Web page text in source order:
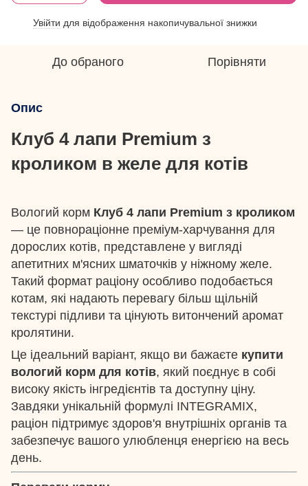
Увійти для відображення накопичувальної знижки
До обраного Порівняти
Опис
Клуб 4 лапи Premium з
кроликом в желе для котів
Вологий корм Клуб 4 лапи Premium з кроликом
— це повнораціонне преміум-харчування для
дорослих котів, представлене у вигляді
апетитних м'ясних шматочків у ніжному желе.
Такий формат раціону особливо подобається
котам, які надають перевагу більш щільній
текстурі підливи та цінують витончений аромат
кролятини.
Це ідеальний варіант, якщо ви бажаєте купити
вологий корм для котів, який поєднує в собі
високу якість інгредієнтів та доступну ціну.
Завдяки унікальній формулі INTEGRAMIX,
раціон підтримує здоров'я внутрішніх органів та
забезпечує вашого улюбленця енергією на весь
день.